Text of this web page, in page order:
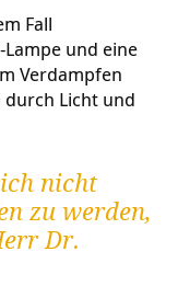
Fall
und eine
Verdampfen
Licht und
nicht
zu werden,
Dr.